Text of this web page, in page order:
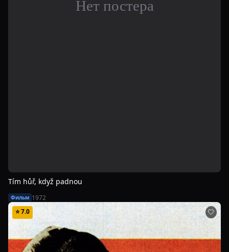
Tím hůř, když padnou
Фильм 1972
⭐7.0 🤍